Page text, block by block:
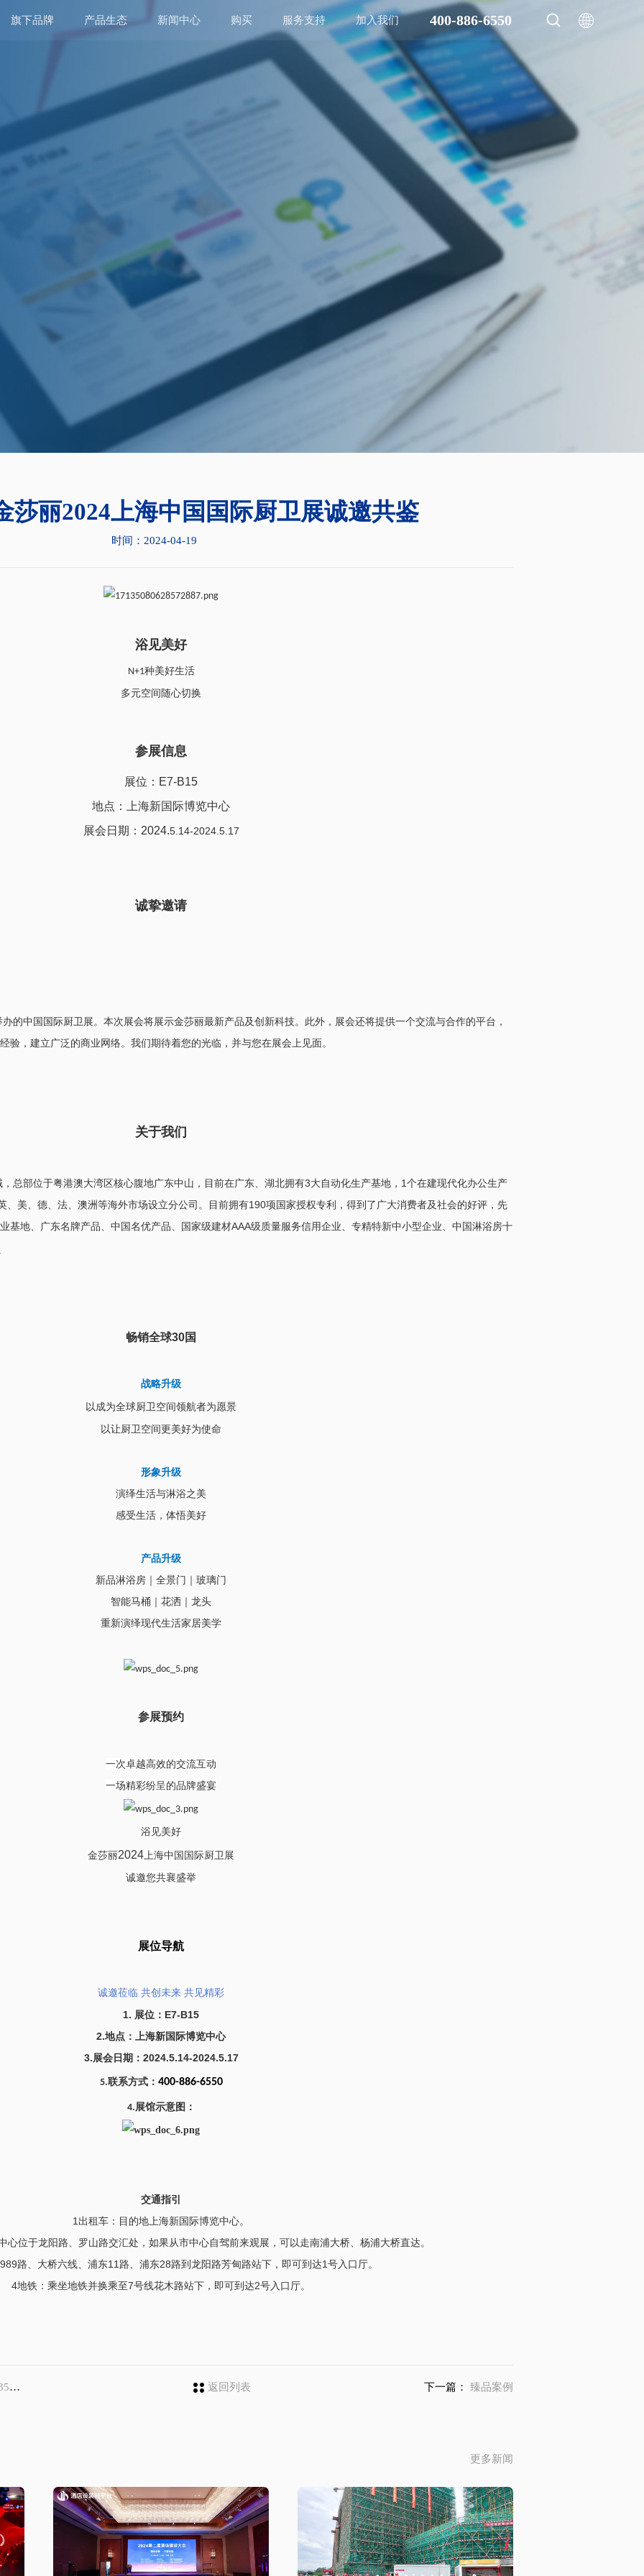
旗下品牌 产品生态 新闻中心 购买 服务支持 加入我们 400-886-6550
莎丽2024上海中国国际厨卫展诚邀共鉴
时间：2024-04-19
浴见美好
N+1种美好生活
多元空间随心切换
参展信息
展位：E7-B15
地点：上海新国际博览中心
展会日期：2024.5.14-2024.5.17
诚挚邀请
的中国国际厨卫展。本次展会将展示金莎丽最新产品及创新科技。此外，展会还将提供一个交流与合作的平台，
验，建立广泛的商业网络。我们期待着您的光临，并与您在展会上见面。
关于我们
总部位于粤港澳大湾区核心腹地广东中山，目前在广东、湖北拥有3大自动化生产基地，1个在建现代化办公生产
、美、德、法、澳洲等海外市场设立分公司。目前拥有190项国家授权专利，得到了广大消费者及社会的好评，先
基地、广东名牌产品、中国名优产品、国家级建材AAA级质量服务信用企业、专精特新中小型企业、中国淋浴房十
畅销全球30国
战略升级
以成为全球厨卫空间领航者为愿景
以让厨卫空间更美好为使命
形象升级
演绎生活与淋浴之美
感受生活，体悟美好
产品升级
新品淋浴房｜全景门｜玻璃门
智能马桶｜花洒｜龙头
重新演绎现代生活家居美学
参展预约
一次卓越高效的交流互动
一场精彩纷呈的品牌盛宴
浴见美好
金莎丽2024 上海中国国际厨卫展
诚邀您共襄盛举
展位导航
诚邀莅临 共创未来 共见精彩
1. 展位：E7-B15
2.地点：上海新国际博览中心
3.展会日期：2024.5.14-2024.5.17
5.联系方式： 400-886-6550
4. 展馆示意图 ：
交通指引
1出租车：目的地上海新国际博览中心。
心位于龙阳路、罗山路交汇处，如果从市中心自驾前来观展，可以走南浦大桥、杨浦大桥直达。
路、大桥六线、浦东11路、浦东28路到龙阳路芳甸路站下，即可到达1号入口厅。
4地铁：乘坐地铁并换乘至7号线花木路站下，即可到达2号入口厅。
返回列表 下一篇： 臻品案例
更多新闻